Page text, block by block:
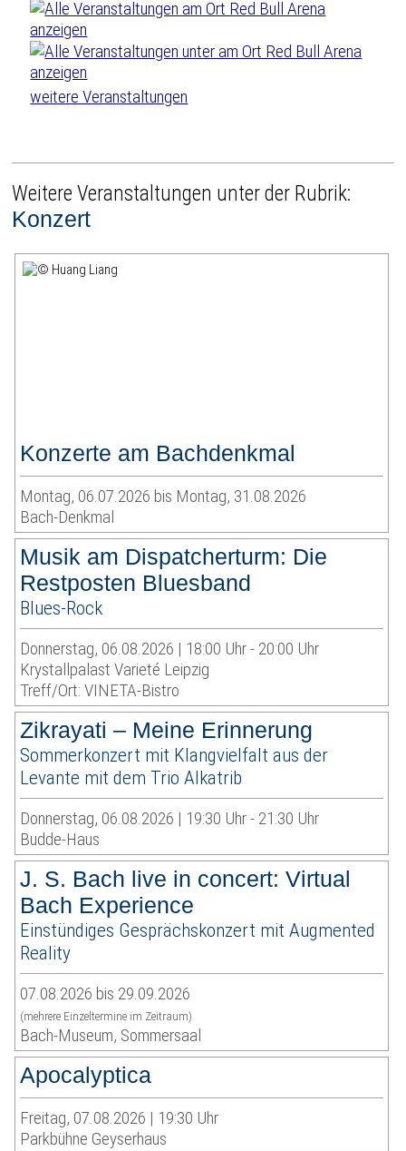
weitere Veranstaltungen
Weitere Veranstaltungen unter der Rubrik:
Konzert
Konzerte am Bachdenkmal
Montag, 06.07.2026 bis Montag, 31.08.2026
Bach-Denkmal
Musik am Dispatcherturm: Die
Restposten Bluesband
Blues-Rock
Donnerstag, 06.08.2026 | 18:00 Uhr - 20:00 Uhr
Krystallpalast Varieté Leipzig
Treff/Ort: VINETA-Bistro
Zikrayati – Meine Erinnerung
Sommerkonzert mit Klangvielfalt aus der
Levante mit dem Trio Alkatrib
Donnerstag, 06.08.2026 | 19:30 Uhr - 21:30 Uhr
Budde-Haus
J. S. Bach live in concert: Virtual
Bach Experience
Einstündiges Gesprächskonzert mit Augmented
Reality
07.08.2026 bis 29.09.2026
(mehrere Einzeltermine im Zeitraum)
Bach-Museum, Sommersaal
Apocalyptica
Freitag, 07.08.2026 | 19:30 Uhr
Parkbühne Geyserhaus